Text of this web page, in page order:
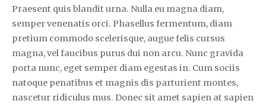
Praesent quis blandit urna. Nulla eu magna diam,
semper venenatis orci. Phasellus fermentum, diam
pretium commodo scelerisque, augue felis cursus
magna, vel faucibus purus dui non arcu. Nunc gravida
porta nunc, eget semper diam egestas in. Cum sociis
natoque penatibus et magnis dis parturient montes,
nascetur ridiculus mus. Donec sit amet sapien at sapien